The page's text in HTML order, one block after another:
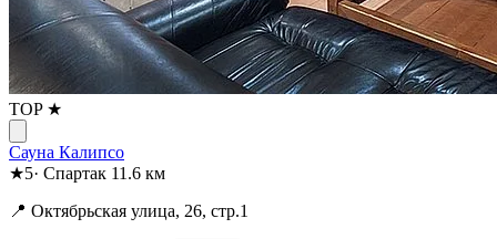
TOP ★
Сауна Калипсо
★5· Спартак 11.6 км
📍 Октябрьская улица, 26, стр.1